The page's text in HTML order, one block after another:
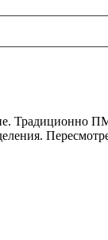
Традиционно